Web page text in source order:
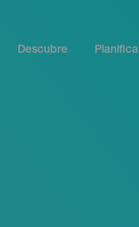
Descubre Planifica